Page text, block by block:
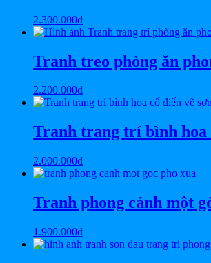
2.300.000₫
Tranh treo phòng ăn
2.200.000₫
Tranh trang trí bình hoa
2.000.000₫
Tranh phong cảnh một
1.900.000₫